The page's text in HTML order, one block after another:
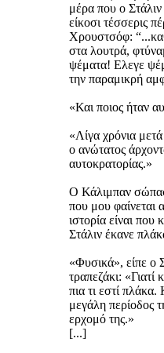
μέρα που ο Στάλιν
είκοσι τέσσερις
Χρουστσόφ:
στα λουτρά,
ψέματα! Ελεγε
την παραμικρή
«Και ποιος ήταν
«Λίγα χρόνια
ο ανώτατος
αυτοκρατορίας.»
Ο Κάλιμπαν
που μου φαίνεται
ιστορία είναι
Στάλιν έκανε
«Φυσικά», είπε ο
τραπεζάκι:
πια τι εστί πλάκα.
μεγάλη περίοδος
ερχομό της.»
[...]